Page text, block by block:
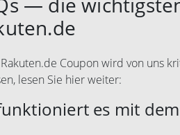
Coupon wird von uns
lesen Sie hier weiter:
es mit